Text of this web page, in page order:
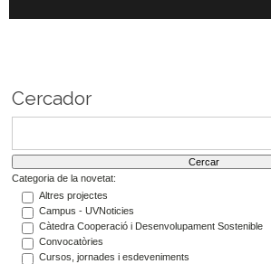
Cercador
Categoria de la novetat:
Altres projectes
Campus - UVNoticies
Càtedra Cooperació i Desenvolupament Sostenible
Convocatòries
Cursos, jornades i esdeveniments